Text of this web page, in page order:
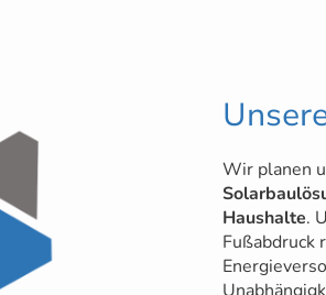
Wir planen
Haushalte.
Fußabdruck